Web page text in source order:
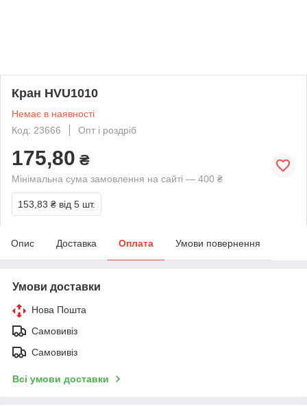
Кран HVU1010
Немає в наявності
Код: 23666
Опт і роздріб
175,80 ₴
Мінімальна сума замовлення на сайті — 400 ₴
153,83 ₴ від 5 шт.
Опис Доставка Оплата Умови повернення
Умови доставки
Нова Пошта
Самовивіз
Самовивіз
Всі умови доставки